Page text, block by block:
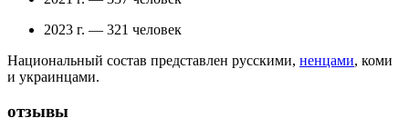
2023 г. — 321 человек
Национальный состав представлен русскими, ненцами, коми
и украинцами.
отзывы